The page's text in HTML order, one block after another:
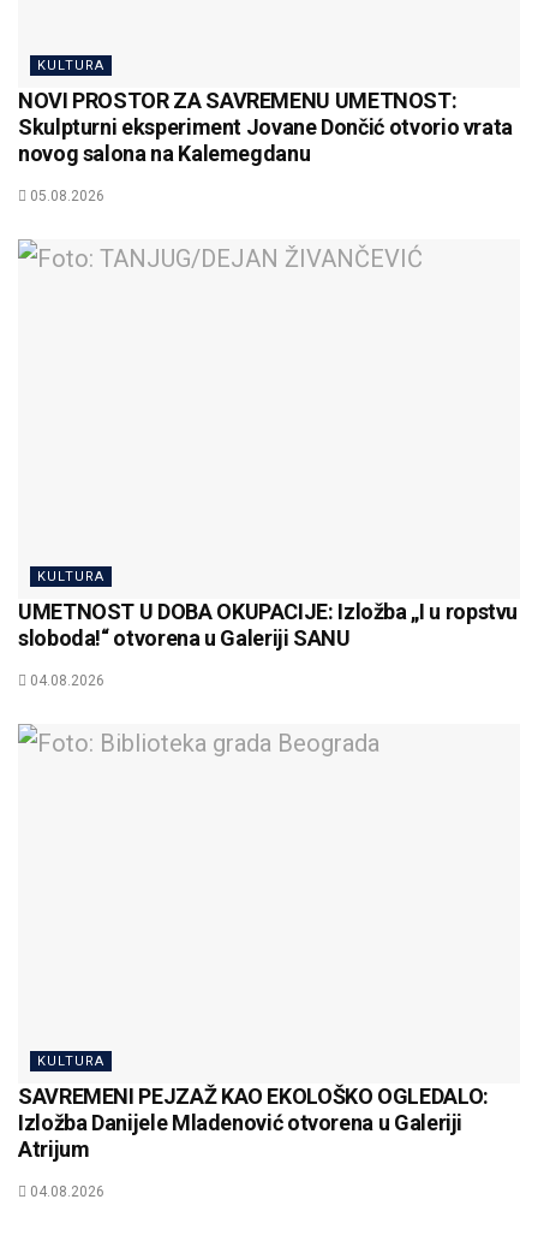
KULTURA
NOVI PROSTOR ZA SAVREMENU UMETNOST:
Skulpturni eksperiment Jovane Dončić otvorio vrata
novog salona na Kalemegdanu
05.08.2026
KULTURA
UMETNOST U DOBA OKUPACIJE: Izložba „I u ropstvu
sloboda!“ otvorena u Galeriji SANU
04.08.2026
KULTURA
SAVREMENI PEJZAŽ KAO EKOLOŠKO OGLEDALO:
Izložba Danijele Mladenović otvorena u Galeriji
Atrijum
04.08.2026